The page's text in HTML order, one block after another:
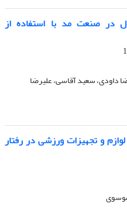
در صنعت مد با استفاده از
داودی، سعید آقاسی، علیرضا
و تجهیزات ورزشی در رفتار